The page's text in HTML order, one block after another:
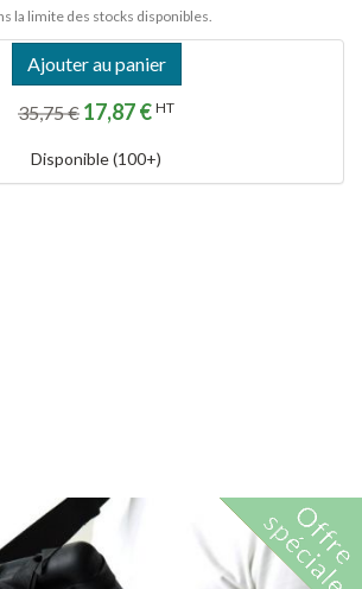
la limite des stocks disponibles.
Ajouter au panier
35,75 € 17,87 € HT
Disponible (100+)